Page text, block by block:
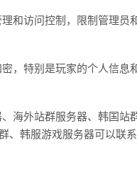
和访问控制，限制管理员
，特别是玩家的个人信息
海外站群服务器、韩国站
、韩服游戏服务器可以联